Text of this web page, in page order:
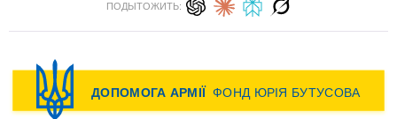
ПОДЫТОЖИТЬ: